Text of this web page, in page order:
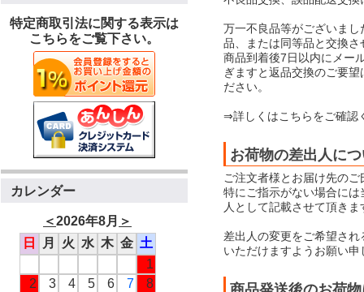
特定商取引法に関する表示は
こちらをご覧下さい。
カレンダー
＜2026年8月 ＞
日
月 火 水 木 金 土
1
2
3 4 5 6 7
8
万一不良品等がございま
品、または同等品と交換
商品到着後7日以内にメー
ぎますと返品交換のご要
ださい。
⇒詳しくはこちらをご確認
お荷物の差出人に
ご注文者様とお届け先の
特にご指示がない場合に
人として記載させて頂きま
差出人の変更をご希望さ
いただけますようお願い申